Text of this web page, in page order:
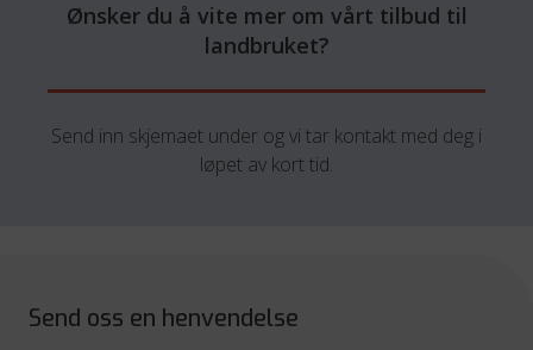
Ønsker du å vite mer om vårt tilbud til
landbruket?
Send inn skjemaet under og vi tar kontakt med deg i
løpet av kort tid.
Send oss en henvendelse